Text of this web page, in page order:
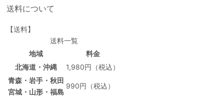
送料について
【送料】
送料一覧
地域
料金
北海道・沖縄
1,980円（税込）
青森・岩手・秋田
宮城・山形・福島
990円（税込）